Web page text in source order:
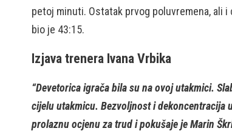
petoj minuti. Ostatak prvog poluvremena, ali
bio je 43:15.
Izjava trenera Ivana Vrbika
“Devetorica igrača bila su na ovoj utakmici.
cijelu utakmicu. Bezvoljnost i dekoncentracija
prolaznu ocjenu za trud i pokušaje je Marin